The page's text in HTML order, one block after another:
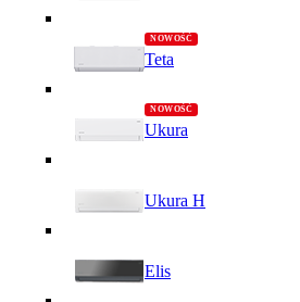
Teta
Ukura
Ukura H
Elis